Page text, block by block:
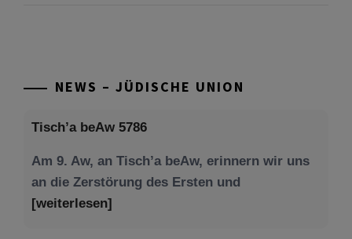
NEWS – JÜDISCHE UNION
Tisch’a beAw 5786
Am 9. Aw, an Tisch’a beAw, erinnern wir uns
an die Zerstörung des Ersten und
[weiterlesen]